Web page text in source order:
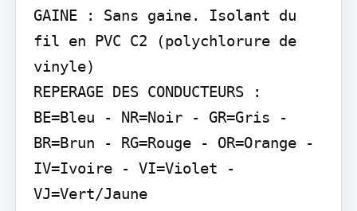
GAINE : Sans gaine. Isolant du
fil en PVC C2 (polychlorure de
vinyle)
REPERAGE DES CONDUCTEURS :
BE=Bleu - NR=Noir - GR=Gris -
BR=Brun - RG=Rouge - OR=Orange -
IV=Ivoire - VI=Violet -
VJ=Vert/Jaune